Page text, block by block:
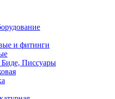
и фитинги
Писсуары